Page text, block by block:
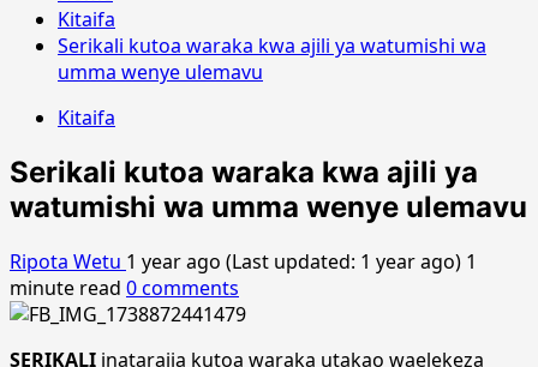
Kitaifa
Serikali kutoa waraka kwa ajili ya watumishi wa
umma wenye ulemavu
Kitaifa
Serikali kutoa waraka kwa ajili ya
watumishi wa umma wenye ulemavu
Ripota Wetu 1 year ago (Last updated: 1 year ago) 1
minute read 0 comments
SERIKALI inatarajia kutoa waraka utakao waelekeza